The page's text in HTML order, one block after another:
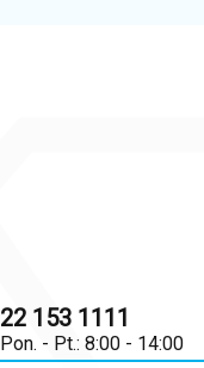
22 153 1111
Pon. - Pt.: 8:00 - 14:00